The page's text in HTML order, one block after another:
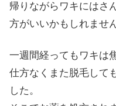
帰りながらワキにはさ
方がいいかもしれません
一週間経ってもワキは
仕方なくまた脱毛して
した。